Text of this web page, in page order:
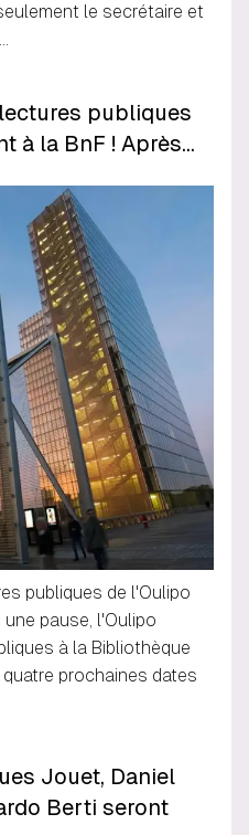
le secrétaire et
publiques
à la BnF ! Après…
publiques de l'Oulipo
une pause, l'Oulipo
à la Bibliothèque
prochaines dates
Jouet, Daniel
Berti seront